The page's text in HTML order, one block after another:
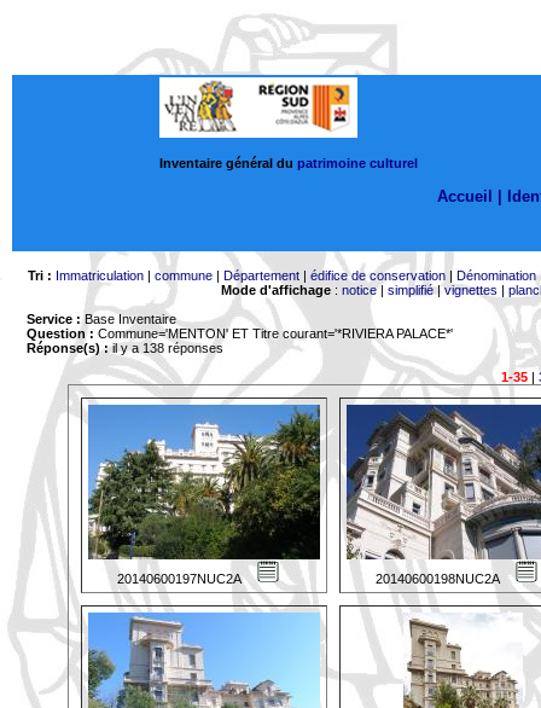
Inventaire général du patrimoine culturel
Accueil |
Tri : Immatriculation| commune| Département| édifice de conservation| Dénomination
Mode d'affichage: notice| simplifié|vignettes |
Service : Base Inventaire
Question : Commune='MENTON' ET Titre courant='*RIVIERA PALACE*'
Réponse(s) :il y a 138 réponses
1-35|
20140600197NUC2A 20140600198NUC2A